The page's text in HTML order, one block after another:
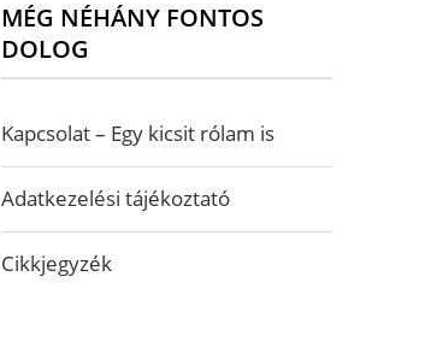
MÉG NÉHÁNY FONTOS
DOLOG
Kapcsolat – Egy kicsit rólam is
Adatkezelési tájékoztató
Cikkjegyzék